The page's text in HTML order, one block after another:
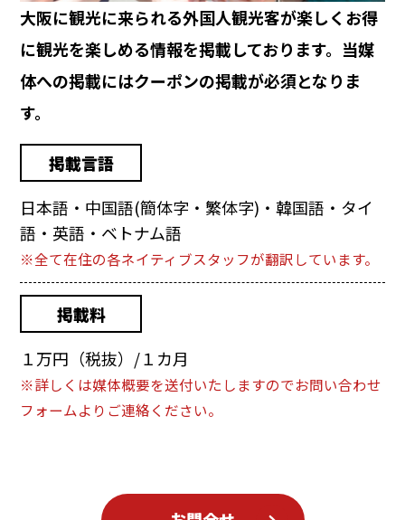
大阪に観光に来られる外国人観光客が楽しくお得
に観光を楽しめる情報を掲載しております。当媒
体への掲載にはクーポンの掲載が必須となりま
す。
掲載言語
日本語・中国語(簡体字・繁体字)・韓国語・タイ
語・英語・ベトナム語
※全て在住の各ネイティブスタッフが翻訳しています。
掲載料
１万円（税抜）/１カ月
※詳しくは媒体概要を送付いたしますのでお問い合わせ
フォームよりご連絡ください。